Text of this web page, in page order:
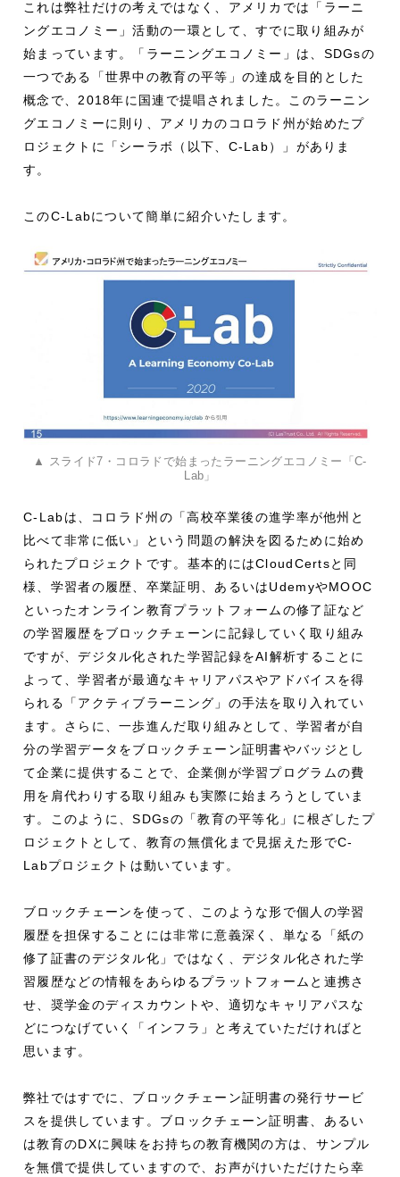
これは弊社だけの考えではなく、アメリカでは「ラーニ
ングエコノミー」活動の一環として、すでに取り組みが
始まっています。「ラーニングエコノミー」は、SDGsの
一つである「世界中の教育の平等」の達成を目的とした
概念で、2018年に国連で提唱されました。このラーニン
グエコノミーに則り、アメリカのコロラド州が始めたプ
ロジェクトに「シーラボ（以下、C-Lab）」がありま
す。
このC-Labについて簡単に紹介いたします。
▲ スライド7・コロラドで始まったラーニングエコノミー「C-
Lab」
C-Labは、コロラド州の「高校卒業後の進学率が他州と
比べて非常に低い」という問題の解決を図るために始め
られたプロジェクトです。基本的にはCloudCertsと同
様、学習者の履歴、卒業証明、あるいはUdemyやMOOC
といったオンライン教育プラットフォームの修了証など
の学習履歴をブロックチェーンに記録していく取り組み
ですが、デジタル化された学習記録をAI解析することに
よって、学習者が最適なキャリアパスやアドバイスを得
られる「アクティブラーニング」の手法を取り入れてい
ます。さらに、一歩進んだ取り組みとして、学習者が自
分の学習データをブロックチェーン証明書やバッジとし
て企業に提供することで、企業側が学習プログラムの費
用を肩代わりする取り組みも実際に始まろうとしていま
す。このように、SDGsの「教育の平等化」に根ざしたプ
ロジェクトとして、教育の無償化まで見据えた形でC-
Labプロジェクトは動いています。
ブロックチェーンを使って、このような形で個人の学習
履歴を担保することには非常に意義深く、単なる「紙の
修了証書のデジタル化」ではなく、デジタル化された学
習履歴などの情報をあらゆるプラットフォームと連携さ
せ、奨学金のディスカウントや、適切なキャリアパスな
どにつなげていく「インフラ」と考えていただければと
思います。
弊社ではすでに、ブロックチェーン証明書の発行サービ
スを提供しています。ブロックチェーン証明書、あるい
は教育のDXに興味をお持ちの教育機関の方は、サンプル
を無償で提供していますので、お声がけいただけたら幸